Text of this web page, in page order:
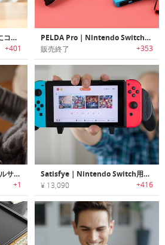
Aixmeet｜ケースを外さずにコントローラーを取外しが可能なNintendo Switch用グリップケース「アキシミート」
+401
PELDA Pro｜Nintendo Switch用バッテリー/HDMIポート搭載ケース 「ペルダプロ」
販売終了 +353
N6 & N9C｜スイッチ 2用フルサイズコントローラー
+1
Satisfye｜Nintendo Switch用プロゲーミンググリップ「サティスファイ」
¥ 13,090 +416